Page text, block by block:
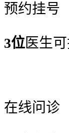
预约挂号
3位医生
在线问诊